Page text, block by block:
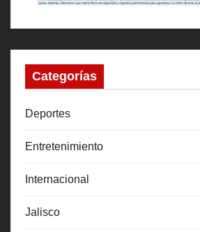
Categorías
Deportes
Entretenimiento
Internacional
Jalisco